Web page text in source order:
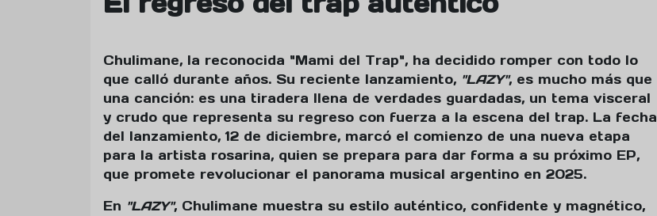
Chulimane, la reconocida "Mami del Trap", ha decidido romper con todo lo
que calló durante años. Su reciente lanzamiento, "LAZY", es mucho más que
una canción: es una tiradera llena de verdades guardadas, un tema visceral
y crudo que representa su regreso con fuerza a la escena del trap. La fecha
del lanzamiento, 12 de diciembre, marcó el comienzo de una nueva etapa
para la artista rosarina, quien se prepara para dar forma a su próximo EP,
que promete revolucionar el panorama musical argentino en 2025.
En "LAZY", Chulimane muestra su estilo auténtico, confidente y magnético,